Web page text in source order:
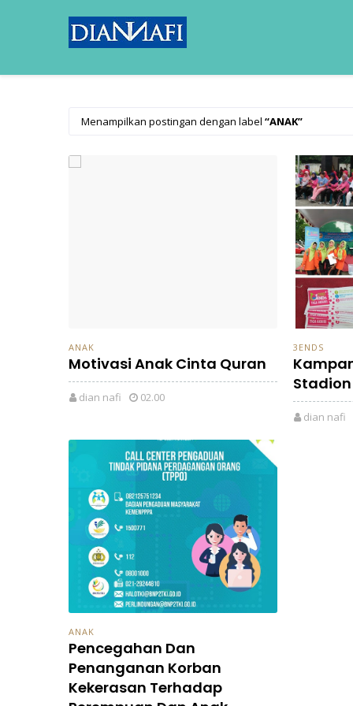
Menampilkan postingan dengan label ANAK
ANAK
Motivasi Anak Cinta Quran
dian nafi 02.00
3ENDS
dian nafi
ANAK
Pencegahan Dan
Penanganan Korban
Kekerasan Terhadap